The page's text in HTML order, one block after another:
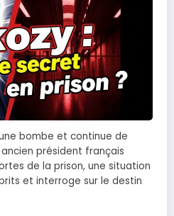
bombe et continue de
président français
de la prison, une situation
et interroge sur le destin